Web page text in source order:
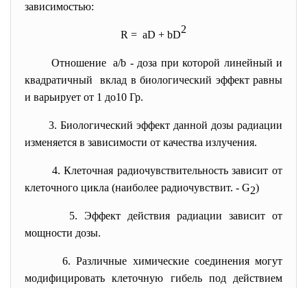
зависимостью:
R = aD + bD2
Отношениеa/b - доза при которой линейный и
квадратичный вклад в биологический эффект равны
и варьирует от 1 до10 Гр.
3. Биологический эффект данной дозы радиации
изменяется в зависимости от качества излучения.
4. Клеточная радиочувствительность зависит от
клеточного цикла (наиболее радиочувствит. - G2)
5. Эффект действия радиации зависит от
мощности дозы.
6. Различные химические соединения могут
модифицировать клеточную гибель под действием